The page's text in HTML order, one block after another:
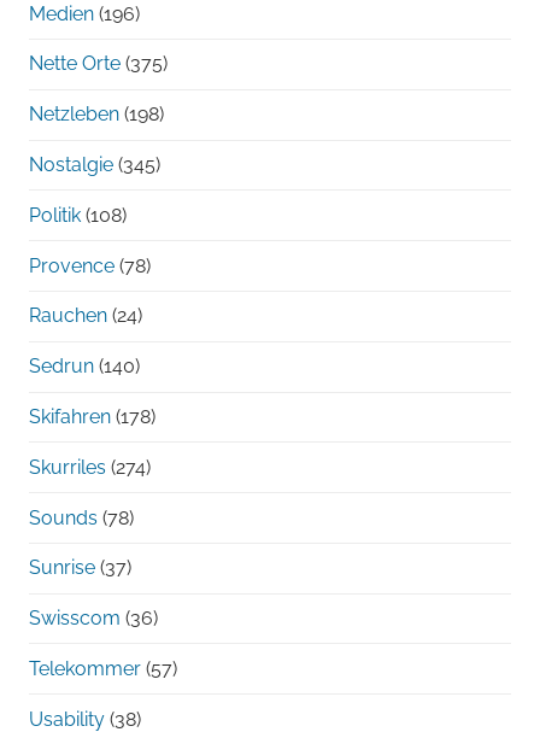
Medien (196)
Nette Orte (375)
Netzleben (198)
Nostalgie (345)
Politik (108)
Provence (78)
Rauchen (24)
Sedrun (140)
Skifahren (178)
Skurriles (274)
Sounds (78)
Sunrise (37)
Swisscom (36)
Telekommer (57)
Usability (38)